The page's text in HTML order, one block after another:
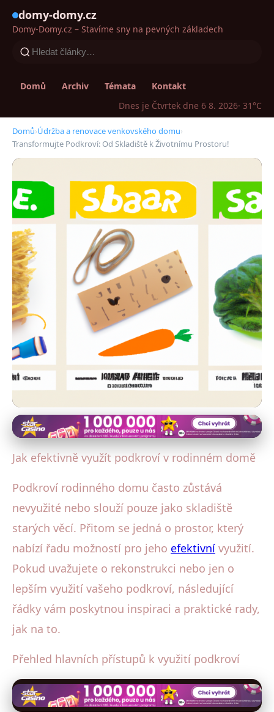
domy-domy.cz
Domy-Domy.cz – Stavíme sny na pevných základech
Domů Archiv Témata
Kontakt
Dnes je Čtvrtek dne 6 8. 2026· 31°C
Domů›Údržba a renovace venkovského domu›
Transformujte Podkroví: Od Skladiště k Životnímu Prostoru!
Údržba a renovace venkovského domu
Transformujte Podkroví: Od
24. 5. 2025 · 4 min čtení · Autor: Aleš Beneš
Jak efektivně využít podkroví v rodinném domě
Podkroví rodinného domu často zůstává
nevyužité nebo slouží pouze jako skladiště
starých věcí. Přitom se jedná o prostor, který
nabízí řadu možností pro jeho efektivní využití.
Pokud uvažujete o rekonstrukci nebo jen o
lepším využití vašeho podkroví, následující
řádky vám poskytnou inspiraci a praktické rady,
jak na to.
Přehled hlavních přístupů k využití podkroví